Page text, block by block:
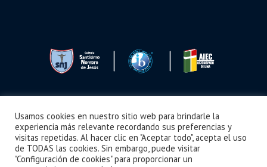
Seguimos Aprendiendo Boletín Noticias Videos ¿Cómo llegar?
Usamos cookies en nuestro sitio web para brindarle la
experiencia más relevante recordando sus preferencias y
visitas repetidas. Al hacer clic en "Aceptar todo", acepta el uso
de TODAS las cookies. Sin embargo, puede visitar
"Configuración de cookies" para proporcionar un